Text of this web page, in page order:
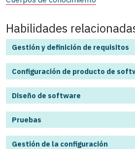
Habilidades
Gestión y definición de requisitos
Configuración de producto de
Diseño de software
Pruebas
Gestión de la configuración